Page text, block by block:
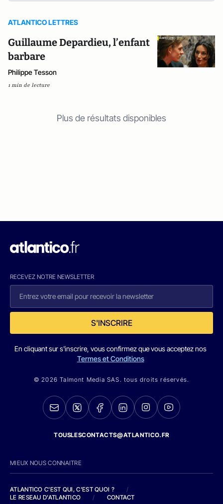
ATLANTICO LETTRES
Guillaume Depardieu, l’enfant
barbare
Philippe Tesson
1 min de lecture
Plus de résultats disponibles
RECEVEZ NOTRE NEWSLETTER
S'INSCRIRE
En cliquant sur s'inscrire, vous confirmez que vous acceptez nos
Termes et Conditions
© 2026 Talmont Media SAS. tous droits réservés.
TOUSLESCONTACTS@ATLANTICO.FR
MIEUX NOUS CONNAITRE
ATLANTICO C'EST QUI, C'EST QUOI ?
/
LE RESEAU D'ATLANTICO
/ CONTACT